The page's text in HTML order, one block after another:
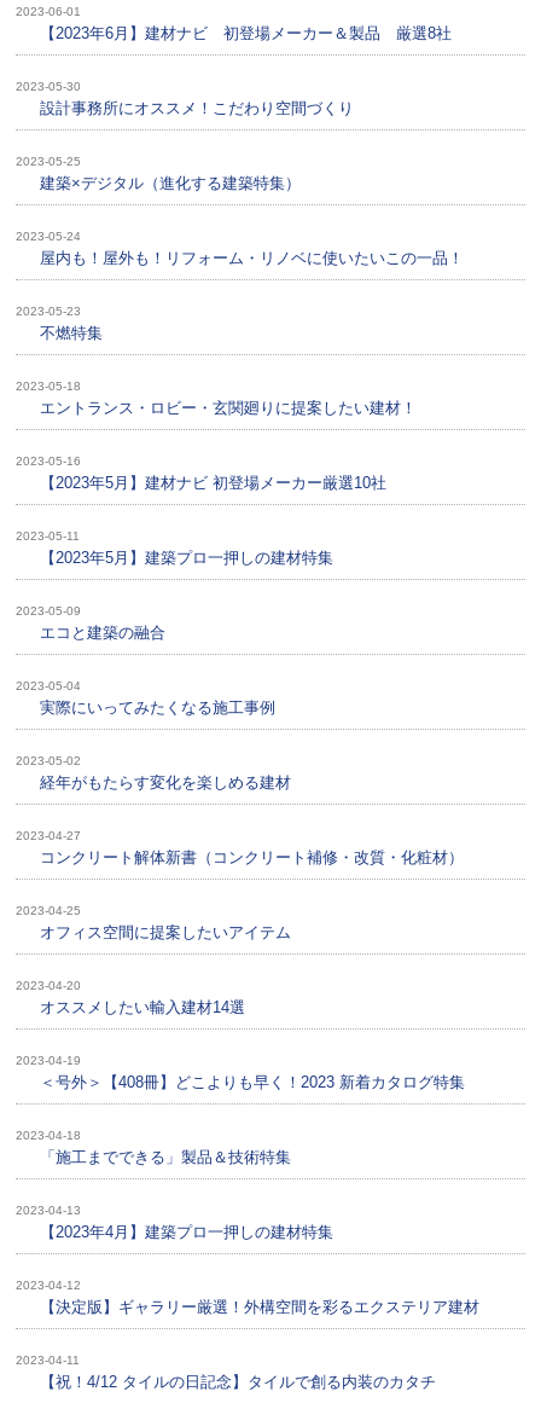
2023-06-01
【2023年6月】建材ナビ 初登場メーカー＆製品 厳選8社
2023-05-30
設計事務所にオススメ！こだわり空間づくり
2023-05-25
建築×デジタル（進化する建築特集）
2023-05-24
屋内も！屋外も！リフォーム・リノベに使いたいこの一品！
2023-05-23
不燃特集
2023-05-18
エントランス・ロビー・玄関廻りに提案したい建材！
2023-05-16
【2023年5月】建材ナビ 初登場メーカー厳選10社
2023-05-11
【2023年5月】建築プロ一押しの建材特集
2023-05-09
エコと建築の融合
2023-05-04
実際にいってみたくなる施工事例
2023-05-02
経年がもたらす変化を楽しめる建材
2023-04-27
コンクリート解体新書（コンクリート補修・改質・化粧材）
2023-04-25
オフィス空間に提案したいアイテム
2023-04-20
オススメしたい輸入建材14選
2023-04-19
＜号外＞【408冊】どこよりも早く！2023 新着カタログ特集
2023-04-18
「施工までできる」製品＆技術特集
2023-04-13
【2023年4月】建築プロ一押しの建材特集
2023-04-12
【決定版】ギャラリー厳選！外構空間を彩るエクステリア建材
2023-04-11
【祝！4/12 タイルの日記念】タイルで創る内装のカタチ